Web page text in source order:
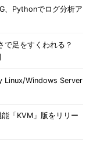
、Pythonでログ分析ア
で足をすくわれる？
Linux/Windows Server
「KVM」版をリリー